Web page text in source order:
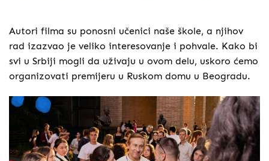
Autori filma su ponosni učenici naše škole, a njihov
rad izazvao je veliko interesovanje i pohvale. Kako bi
svi u Srbiji mogli da uživaju u ovom delu, uskoro ćemo
organizovati premijeru u Ruskom domu u Beogradu.